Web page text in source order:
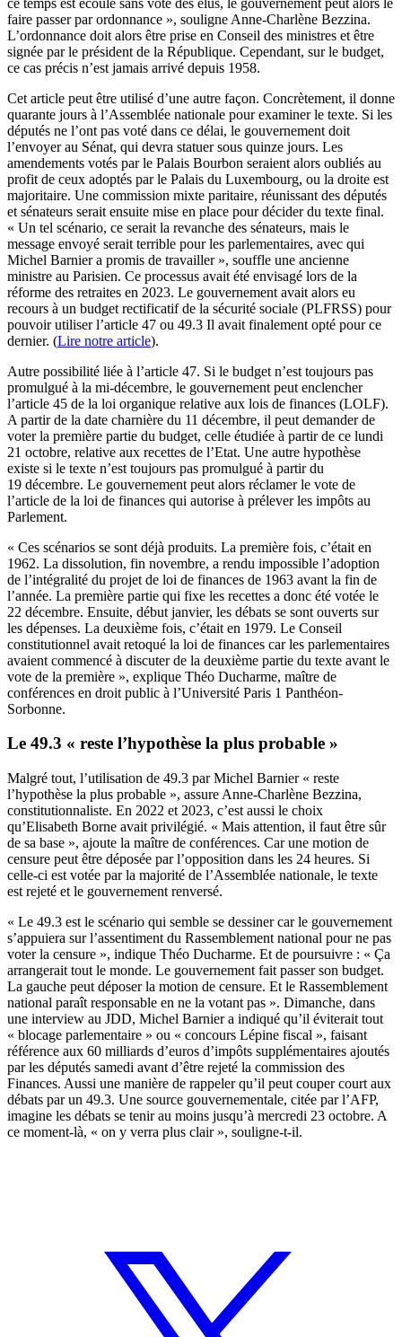
faire passer par ordonnance », souligne Anne-Charlène Bezzina.
L’ordonnance doit alors être prise en Conseil des ministres et être
signée par le président de la République. Cependant, sur le budget,
ce cas précis n’est jamais arrivé depuis 1958.
Cet article peut être utilisé d’une autre façon. Concrètement, il donne
quarante jours à l’Assemblée nationale pour examiner le texte. Si les
députés ne l’ont pas voté dans ce délai, le gouvernement doit
l’envoyer au Sénat, qui devra statuer sous quinze jours. Les
amendements votés par le Palais Bourbon seraient alors oubliés au
profit de ceux adoptés par le Palais du Luxembourg, ou la droite est
majoritaire. Une commission mixte paritaire, réunissant des députés
et sénateurs serait ensuite mise en place pour décider du texte final.
« Un tel scénario, ce serait la revanche des sénateurs, mais le
message envoyé serait terrible pour les parlementaires, avec qui
Michel Barnier a promis de travailler », souffle une ancienne
ministre au Parisien. Ce processus avait été envisagé lors de la
réforme des retraites en 2023. Le gouvernement avait alors eu
recours à un budget rectificatif de la sécurité sociale (PLFRSS) pour
pouvoir utiliser l’article 47 ou 49.3 Il avait finalement opté pour ce
dernier. (Lire notre article).
Autre possibilité liée à l’article 47. Si le budget n’est toujours pas
promulgué à la mi-décembre, le gouvernement peut enclencher
l’article 45 de la loi organique relative aux lois de finances (LOLF).
A partir de la date charnière du 11 décembre, il peut demander de
voter la première partie du budget, celle étudiée à partir de ce lundi
21 octobre, relative aux recettes de l’Etat. Une autre hypothèse
existe si le texte n’est toujours pas promulgué à partir du
19 décembre. Le gouvernement peut alors réclamer le vote de
l’article de la loi de finances qui autorise à prélever les impôts au
Parlement.
« Ces scénarios se sont déjà produits. La première fois, c’était en
1962. La dissolution, fin novembre, a rendu impossible l’adoption
de l’intégralité du projet de loi de finances de 1963 avant la fin de
l’année. La première partie qui fixe les recettes a donc été votée le
22 décembre. Ensuite, début janvier, les débats se sont ouverts sur
les dépenses. La deuxième fois, c’était en 1979. Le Conseil
constitutionnel avait retoqué la loi de finances car les parlementaires
avaient commencé à discuter de la deuxième partie du texte avant le
vote de la première », explique Théo Ducharme, maître de
conférences en droit public à l’Université Paris 1 Panthéon-
Sorbonne.
Le 49.3 « reste l’hypothèse la plus probable »
Malgré tout, l’utilisation de 49.3 par Michel Barnier « reste
l’hypothèse la plus probable », assure Anne-Charlène Bezzina,
constitutionnaliste. En 2022 et 2023, c’est aussi le choix
qu’Elisabeth Borne avait privilégié. « Mais attention, il faut être sûr
de sa base », ajoute la maître de conférences. Car une motion de
censure peut être déposée par l’opposition dans les 24 heures. Si
celle-ci est votée par la majorité de l’Assemblée nationale, le texte
est rejeté et le gouvernement renversé.
« Le 49.3 est le scénario qui semble se dessiner car le gouvernement
s’appuiera sur l’assentiment du Rassemblement national pour ne pas
voter la censure », indique Théo Ducharme. Et de poursuivre : « Ça
arrangerait tout le monde. Le gouvernement fait passer son budget.
La gauche peut déposer la motion de censure. Et le Rassemblement
national paraît responsable en ne la votant pas ». Dimanche, dans
une interview au JDD, Michel Barnier a indiqué qu’il éviterait tout
« blocage parlementaire » ou « concours Lépine fiscal », faisant
référence aux 60 milliards d’euros d’impôts supplémentaires ajoutés
par les députés samedi avant d’être rejeté la commission des
Finances. Aussi une manière de rappeler qu’il peut couper court aux
débats par un 49.3. Une source gouvernementale, citée par l’AFP,
imagine les débats se tenir au moins jusqu’à mercredi 23 octobre. A
ce moment-là, « on y verra plus clair », souligne-t-il.